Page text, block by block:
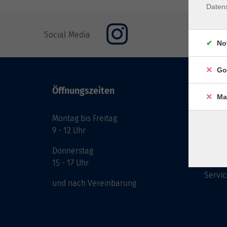
Social Media
Öffnungszeiten
Montag bis Freitag
9 - 12 Uhr
Donnerstag
15 - 17 Uhr
und nach Vereinbarung